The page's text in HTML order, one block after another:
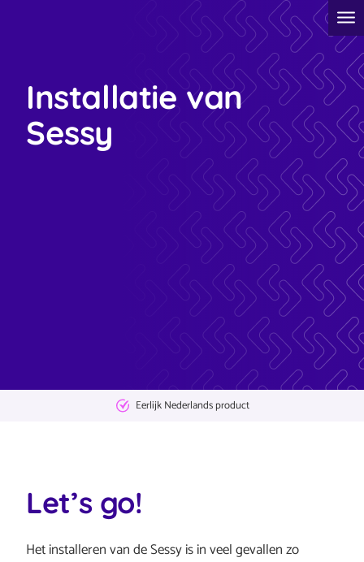
Installatie van
Sessy
Eerlijk Nederlands product
Let’s go!
Het installeren van de Sessy is in veel gevallen zo